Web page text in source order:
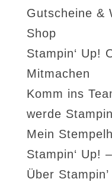
Gutscheine &
Shop
Stampin‘ Up!
Mitmachen
Komm ins
werde
Mein
Stampin‘ Up!
Über Stampin’